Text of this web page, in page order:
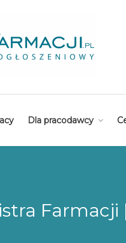
Dla pracodawcy
Farmacji